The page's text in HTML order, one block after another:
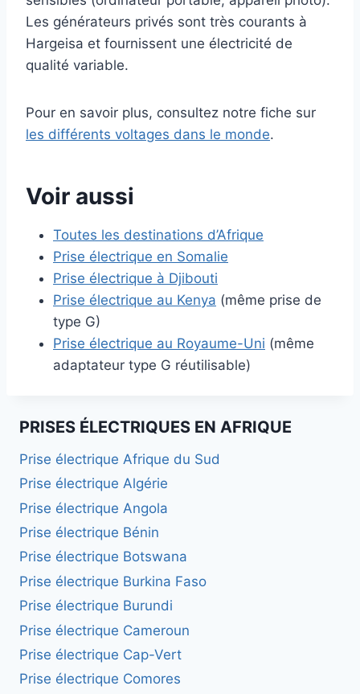
Les générateurs privés sont très courants à
Hargeisa et fournissent une électricité de
qualité variable.
Pour en savoir plus, consultez notre fiche sur
les différents voltages dans le monde.
Voir aussi
Toutes les destinations d’Afrique
Prise électrique en Somalie
Prise électrique à Djibouti
Prise électrique au Kenya (même prise de
type G)
Prise électrique au Royaume-Uni (même
adaptateur type G réutilisable)
PRISES ÉLECTRIQUES EN AFRIQUE
Prise électrique Afrique du Sud
Prise électrique Algérie
Prise électrique Angola
Prise électrique Bénin
Prise électrique Botswana
Prise électrique Burkina Faso
Prise électrique Burundi
Prise électrique Cameroun
Prise électrique Cap-Vert
Prise électrique Comores